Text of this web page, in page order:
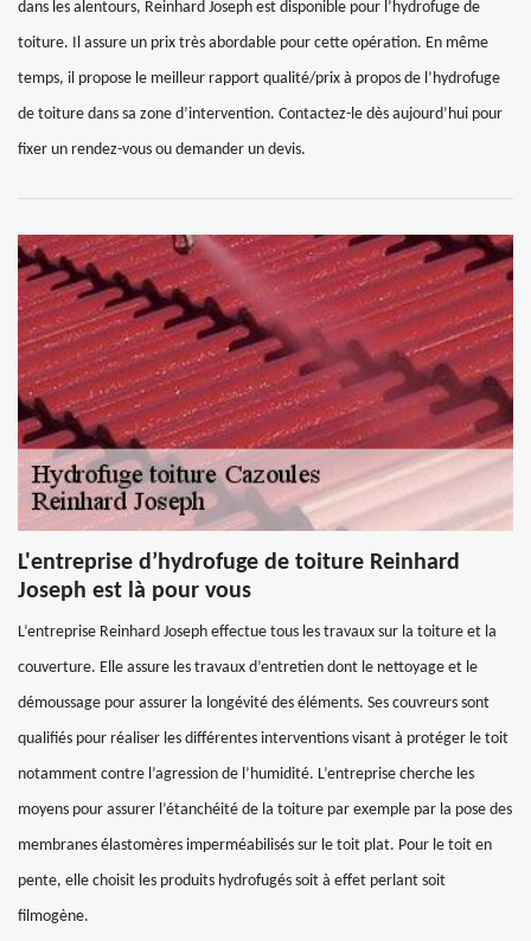
dans les alentours, Reinhard Joseph est disponible pour l’hydrofuge de
toiture. Il assure un prix très abordable pour cette opération. En même
temps, il propose le meilleur rapport qualité/prix à propos de l’hydrofuge
de toiture dans sa zone d’intervention. Contactez-le dès aujourd’hui pour
fixer un rendez-vous ou demander un devis.
L'entreprise d’hydrofuge de toiture Reinhard
Joseph est là pour vous
L’entreprise Reinhard Joseph effectue tous les travaux sur la toiture et la
couverture. Elle assure les travaux d’entretien dont le nettoyage et le
démoussage pour assurer la longévité des éléments. Ses couvreurs sont
qualifiés pour réaliser les différentes interventions visant à protéger le toit
notamment contre l’agression de l’humidité. L’entreprise cherche les
moyens pour assurer l’étanchéité de la toiture par exemple par la pose des
membranes élastomères imperméabilisés sur le toit plat. Pour le toit en
pente, elle choisit les produits hydrofugés soit à effet perlant soit
filmogène.